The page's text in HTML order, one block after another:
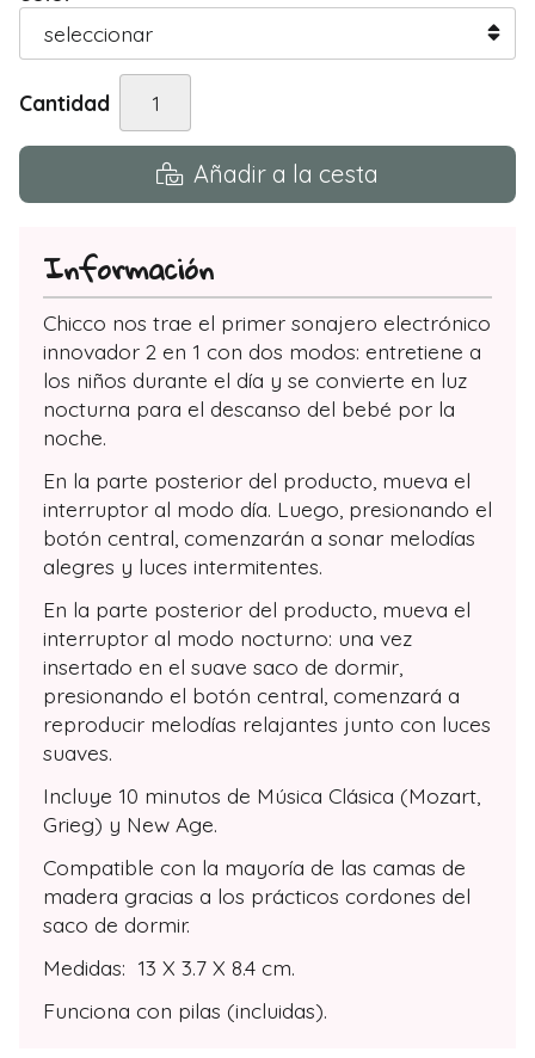
Cantidad
Añadir a la cesta
Información
Chicco nos trae el primer sonajero electrónico
innovador 2 en 1 con dos modos: entretiene a
los niños durante el día y se convierte en luz
nocturna para el descanso del bebé por la
noche.
En la parte posterior del producto, mueva el
interruptor al modo día. Luego, presionando el
botón central, comenzarán a sonar melodías
alegres y luces intermitentes.
En la parte posterior del producto, mueva el
interruptor al modo nocturno: una vez
insertado en el suave saco de dormir,
presionando el botón central, comenzará a
reproducir melodías relajantes junto con luces
suaves.
Incluye 10 minutos de Música Clásica (Mozart,
Grieg) y New Age.
Compatible con la mayoría de las camas de
madera gracias a los prácticos cordones del
saco de dormir.
Medidas: 13 X 3.7 X 8.4 cm.
Funciona con pilas (incluidas).